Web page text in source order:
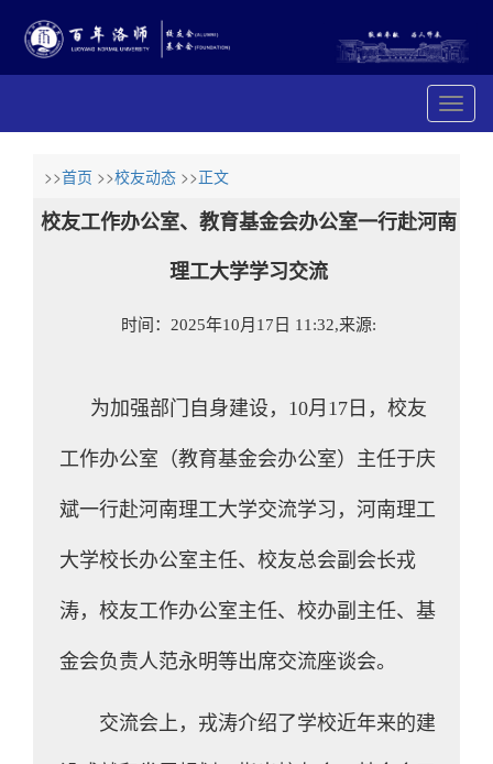
展
开
>>首页 >>校友动态 >>正文
校友工作办公室、教育基金会办公室一行赴河南
理工大学学习交流
时间：2025年10月17日 11:32,来源:
为加强部门自身建设，10月17日，校友
工作办公室（教育基金会办公室）主任于庆
斌一行赴河南理工大学交流学习，河南理工
大学校长办公室主任、校友总会副会长戎
涛，校友工作办公室主任、校办副主任、基
金会负责人范永明等出席交流座谈会。
交流会上，戎涛介绍了学校近年来的建